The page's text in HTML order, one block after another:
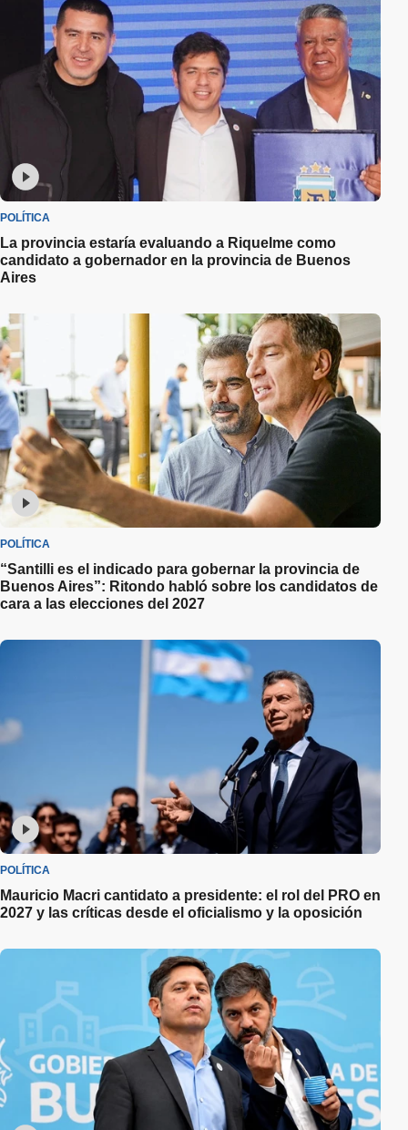
POLÍTICA
La provincia estaría evaluando a Riquelme como
candidato a gobernador en la provincia de Buenos
Aires
POLÍTICA
“Santilli es el indicado para gobernar la provincia de
Buenos Aires”: Ritondo habló sobre los candidatos de
cara a las elecciones del 2027
POLÍTICA
Mauricio Macri cantidato a presidente: el rol del PRO en
2027 y las críticas desde el oficialismo y la oposición